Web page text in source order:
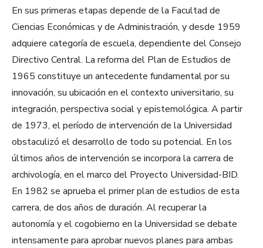
En sus primeras etapas depende de la Facultad de
Ciencias Económicas y de Administración, y desde 1959
adquiere categoría de escuela, dependiente del Consejo
Directivo Central. La reforma del Plan de Estudios de
1965 constituye un antecedente fundamental por su
innovación, su ubicación en el contexto universitario, su
integración, perspectiva social y epistemológica. A partir
de 1973, el período de intervención de la Universidad
obstaculizó el desarrollo de todo su potencial. En los
últimos años de intervención se incorpora la carrera de
archivología, en el marco del Proyecto Universidad-BID.
En 1982 se aprueba el primer plan de estudios de esta
carrera, de dos años de duración. Al recuperar la
autonomía y el cogobierno en la Universidad se debate
intensamente para aprobar nuevos planes para ambas